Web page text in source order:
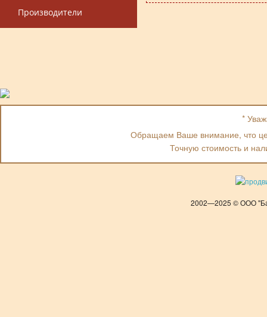
Производители
*
Обращаем Ваше внимание, что
Точную стоимость и
2002—2025 © ООО